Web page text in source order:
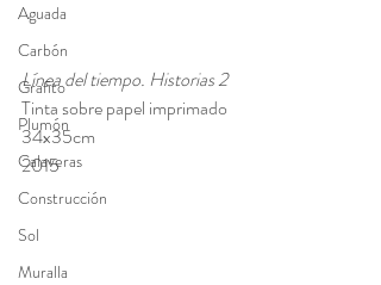
Aguada
Carbón
Grafito
Plumón
Calaveras
Construcción
Sol
Muralla
Línea del tiempo. Historias 2
Tinta sobre papel imprimado
34x35cm
2015